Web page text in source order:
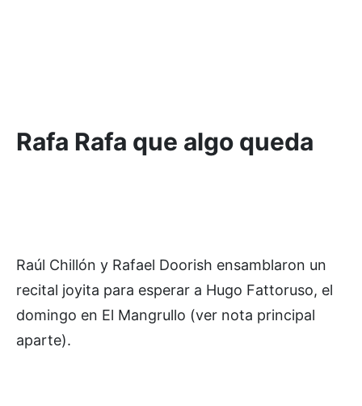
Rafa Rafa que algo queda
Raúl Chillón y Rafael Doorish ensamblaron un
recital joyita para esperar a Hugo Fattoruso, el
domingo en El Mangrullo (ver nota principal
aparte).